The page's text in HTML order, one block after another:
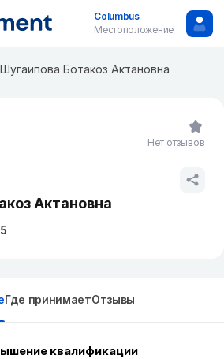
Columbus
Местоположение
Шугаипова Ботакоз Актановна
Актановна
Нет отзывов
Где принимаетОтзывы
квалификации